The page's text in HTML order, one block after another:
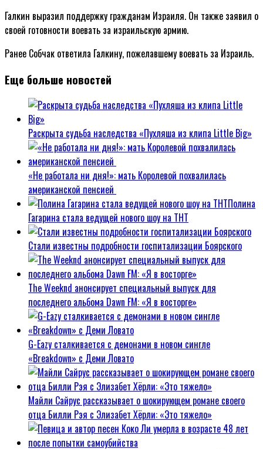
Галкин выразил поддержку гражданам Израиля. Он также заявил о
своей готовности воевать за израильскую армию.
Ранее Собчак ответила Галкину, пожелавшему воевать за Израиль.
Еще больше новостей
Раскрыта судьба наследства «Пухляша из клипа Little Big»
«Не работала ни дня!»: мать Королевой похвалилась
американской пенсией
Полина
Гагарина стала ведущей нового шоу на ТНТ
Стали известны подробности госпитализации Боярского
The Weeknd анонсирует специальный выпуск для
последнего альбома Dawn FM: «Я в восторге»
G-Eazy сталкивается с демонами в новом сингле
«Breakdown» с Деми Ловато
Майли Сайрус рассказывает о шокирующем романе своего
отца Билли Рэя с Элизабет Хёрли: «Это тяжело»